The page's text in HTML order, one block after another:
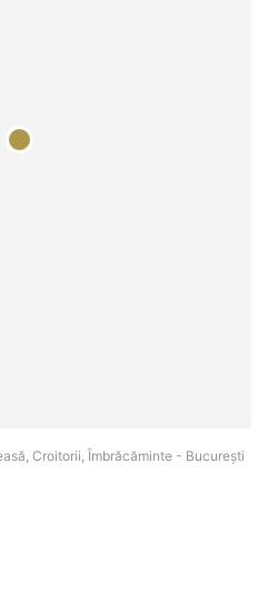
Croitorii, Îmbrăcăminte - Bucureşti